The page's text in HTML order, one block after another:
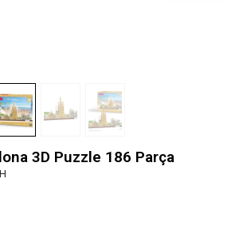
3D Puzzle 186 Parça